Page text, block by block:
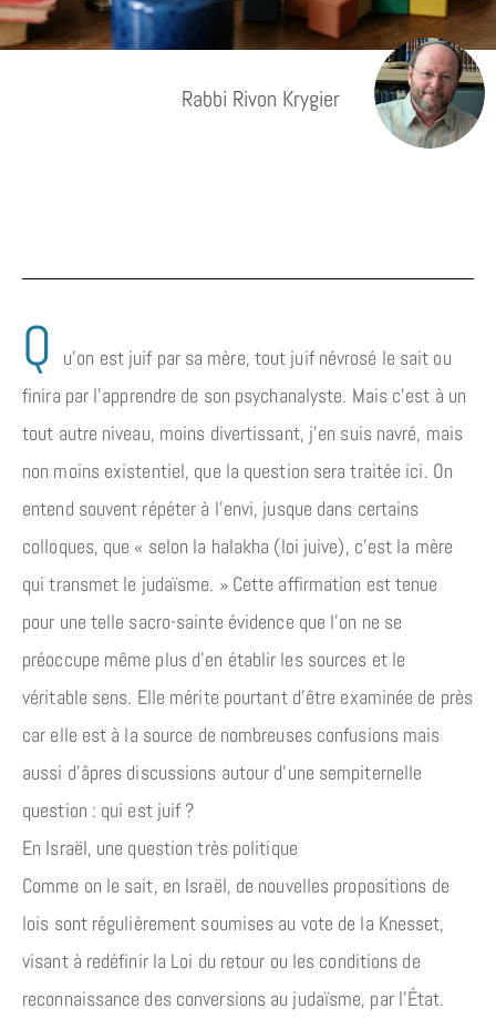
Rabbi Rivon Krygier
Q
u’on est juif par sa mère, tout juif névrosé le sait ou
finira par l’apprendre de son psychanalyste. Mais c’est à un
tout autre niveau, moins divertissant, j’en suis navré, mais
non moins existentiel, que la question sera traitée ici. On
entend souvent répéter à l’envi, jusque dans certains
colloques, que « selon la halakha (loi juive), c’est la mère
qui transmet le judaïsme. » Cette affirmation est tenue
pour une telle sacro-sainte évidence que l’on ne se
préoccupe même plus d’en établir les sources et le
véritable sens. Elle mérite pourtant d’être examinée de près
car elle est à la source de nombreuses confusions mais
aussi d’âpres discussions autour d’une sempiternelle
question : qui est juif ?
En Israël, une question très politique
Comme on le sait, en Israël, de nouvelles propositions de
lois sont régulièrement soumises au vote de la Knesset,
visant à redéfinir la Loi du retour ou les conditions de
reconnaissance des conversions au judaïsme, par l’État.